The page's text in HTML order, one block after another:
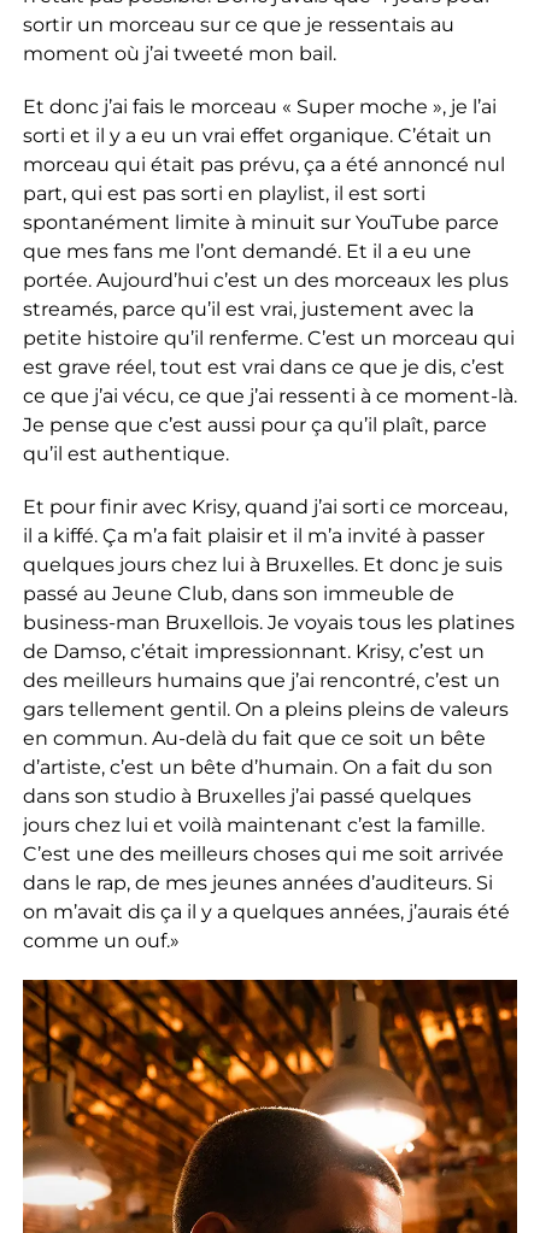
sortir un morceau sur ce que je ressentais au
moment où j’ai tweeté mon bail.
Et donc j’ai fais le morceau « Super moche », je l’ai
sorti et il y a eu un vrai effet organique. C’était un
morceau qui était pas prévu, ça a été annoncé nul
part, qui est pas sorti en playlist, il est sorti
spontanément limite à minuit sur YouTube parce
que mes fans me l’ont demandé. Et il a eu une
portée. Aujourd’hui c’est un des morceaux les plus
streamés, parce qu’il est vrai, justement avec la
petite histoire qu’il renferme. C’est un morceau qui
est grave réel, tout est vrai dans ce que je dis, c’est
ce que j’ai vécu, ce que j’ai ressenti à ce moment-là.
Je pense que c’est aussi pour ça qu’il plaît, parce
qu’il est authentique.
Et pour finir avec Krisy, quand j’ai sorti ce morceau,
il a kiffé. Ça m’a fait plaisir et il m’a invité à passer
quelques jours chez lui à Bruxelles. Et donc je suis
passé au Jeune Club, dans son immeuble de
business-man Bruxellois. Je voyais tous les platines
de Damso, c’était impressionnant. Krisy, c’est un
des meilleurs humains que j’ai rencontré, c’est un
gars tellement gentil. On a pleins pleins de valeurs
en commun. Au-delà du fait que ce soit un bête
d’artiste, c’est un bête d’humain. On a fait du son
dans son studio à Bruxelles j’ai passé quelques
jours chez lui et voilà maintenant c’est la famille.
C’est une des meilleurs choses qui me soit arrivée
dans le rap, de mes jeunes années d’auditeurs. Si
on m’avait dis ça il y a quelques années, j’aurais été
comme un ouf.»